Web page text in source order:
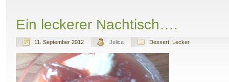
Ein leckerer Nachtisch….
11. September 2012 Jelica Dessert Lecker